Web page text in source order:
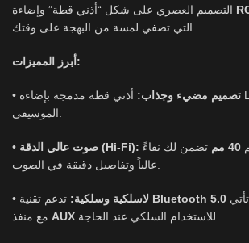
التي تضفي لمسة من البهجة على وقتك.
أبرز المميزات:
• تصميم مضيء وجذاب: أذني قطة مدمجة بإضاءة LED ملونة تتفاعل مع
الموسيقى.
• صوت عالي الدقة (Hi-Fi): 40 مم
تضمن لك نقاءً
عالياً وتفاصيل دقيقة في الصوت.
• لاسلكية وسلكية: Bluetooth 5.0
AUX للاستخدام السلكي عند الحاجة.